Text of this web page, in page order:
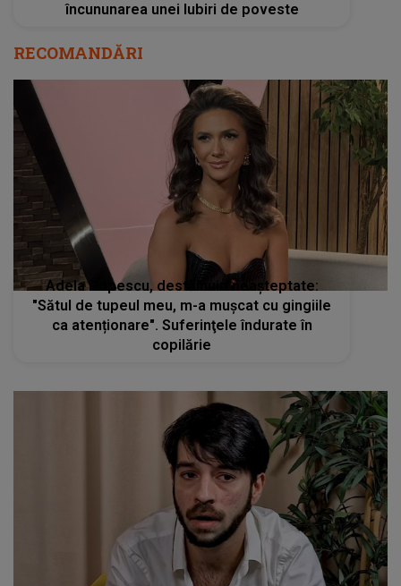
încununarea unei Iubiri de poveste
RECOMANDĂRI
Adela Popescu, destăinuiri neașteptate:
"Sătul de tupeul meu, m-a mușcat cu gingiile
ca atenționare". Suferinţele îndurate în
copilărie